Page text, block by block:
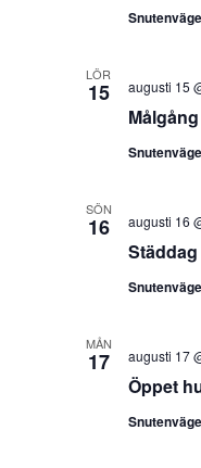
LÖR
15 augusti 15
SÖN
16 augusti 16
MÅN
17
Öppet
augusti 17